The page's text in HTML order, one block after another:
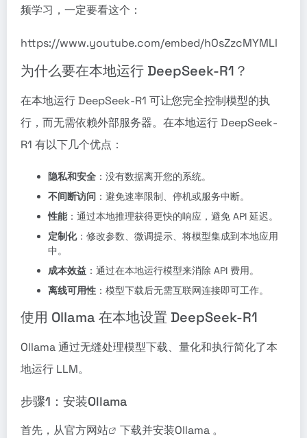
频学习，一定要看这个：
https://www.youtube.com/embed/hOsZzcMYMLI
为什么要在本地运行 DeepSeek-R1？
在本地运行 DeepSeek-R1 可让您完全控制模型的执
行，而无需依赖外部服务器。在本地运行 DeepSeek-
R1 有以下几个优点：
隐私和安全 ：没有数据离开您的系统。
不间断访问 ：避免速率限制、停机或服务中断。
性能：通过本地推理获得更快的响应，避免 API 延迟。
定制化：修改参数、微调提示、将模型集成到本地应用
中。
成本效益 ：通过在本地运行模型来消除 API 费用。
离线可用性 ：模型下载后无需互联网连接即可工作。
使用 Ollama 在本地设置 DeepSeek-R1
Ollama 通过无缝处理模型下载、量化和执行简化了本
地运行 LLM。
步骤1：安装Ollama
首先，从官方网站 下载并安装Ollama 。